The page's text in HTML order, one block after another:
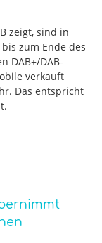
zeigt, sind in
zum Ende des
DAB+/DAB-
verkauft
Das entspricht